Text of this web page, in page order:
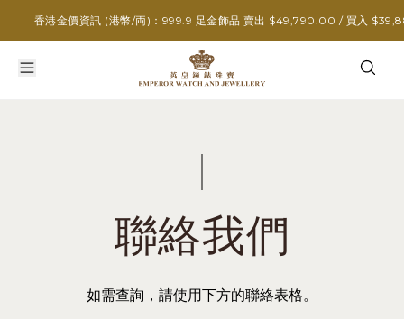
香港金價資訊 (港幣/両)：999.9 足金飾品 賣出 $49,790.00 / 買入
聯絡我們
如需查詢，請使用下方的聯絡表格。